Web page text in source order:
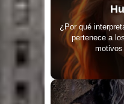
¿Por qué
pertenece a
motivos